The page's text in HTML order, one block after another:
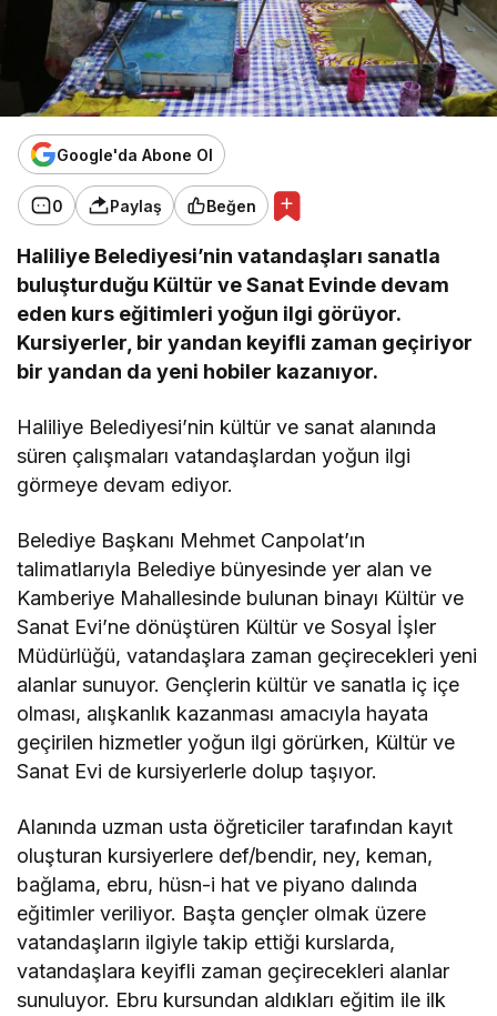
Google'da Abone Ol
0 Paylaş Beğen
Haliliye Belediyesi’nin vatandaşları sanatla
buluşturduğu Kültür ve Sanat Evinde devam
eden kurs eğitimleri yoğun ilgi görüyor.
Kursiyerler, bir yandan keyifli zaman geçiriyor
bir yandan da yeni hobiler kazanıyor.
Haliliye Belediyesi’nin kültür ve sanat alanında
süren çalışmaları vatandaşlardan yoğun ilgi
görmeye devam ediyor.
Belediye Başkanı Mehmet Canpolat’ın
talimatlarıyla Belediye bünyesinde yer alan ve
Kamberiye Mahallesinde bulunan binayı Kültür ve
Sanat Evi’ne dönüştüren Kültür ve Sosyal İşler
Müdürlüğü, vatandaşlara zaman geçirecekleri yeni
alanlar sunuyor. Gençlerin kültür ve sanatla iç içe
olması, alışkanlık kazanması amacıyla hayata
geçirilen hizmetler yoğun ilgi görürken, Kültür ve
Sanat Evi de kursiyerlerle dolup taşıyor.
Alanında uzman usta öğreticiler tarafından kayıt
oluşturan kursiyerlere def/bendir, ney, keman,
bağlama, ebru, hüsn-i hat ve piyano dalında
eğitimler veriliyor. Başta gençler olmak üzere
vatandaşların ilgiyle takip ettiği kurslarda,
vatandaşlara keyifli zaman geçirecekleri alanlar
sunuluyor. Ebru kursundan aldıkları eğitim ile ilk